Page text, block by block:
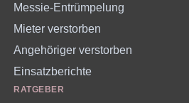
Messie-Entrümpelung
Mieter verstorben
Angehöriger verstorben
Einsatzberichte
RATGEBER